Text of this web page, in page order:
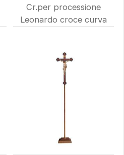
Cr.per processione
Leonardo croce curva